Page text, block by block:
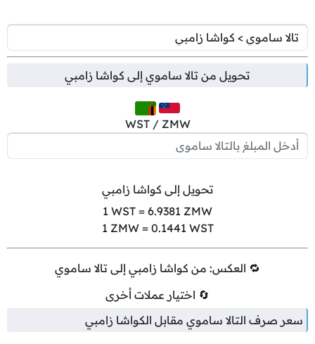
تحويل من تالا ساموي إلى كواشا زامبي
WST / ZMW
تحويل إلى كواشا زامبي
1 WST = 6.9381 ZMW
1 ZMW = 0.1441 WST
🔁 العكس: من كواشا زامبي إلى تالا ساموي
🔄 اختيار عملات أخرى
سعر صرف التالا ساموي مقابل الكواشا زامبي